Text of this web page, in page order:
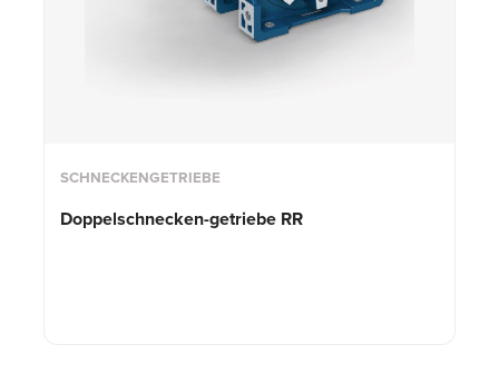
SCHNECKENGETRIEBE
Doppelschnecken-getriebe RR